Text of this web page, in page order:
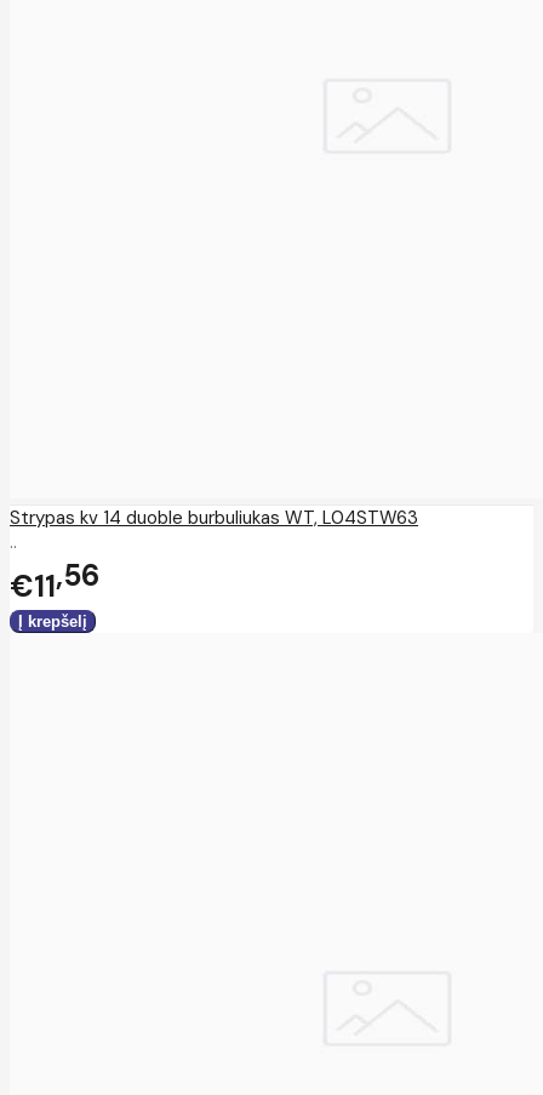
Strypas kv 14 duoble burbuliukas WT, L04STW63
..
€11 56